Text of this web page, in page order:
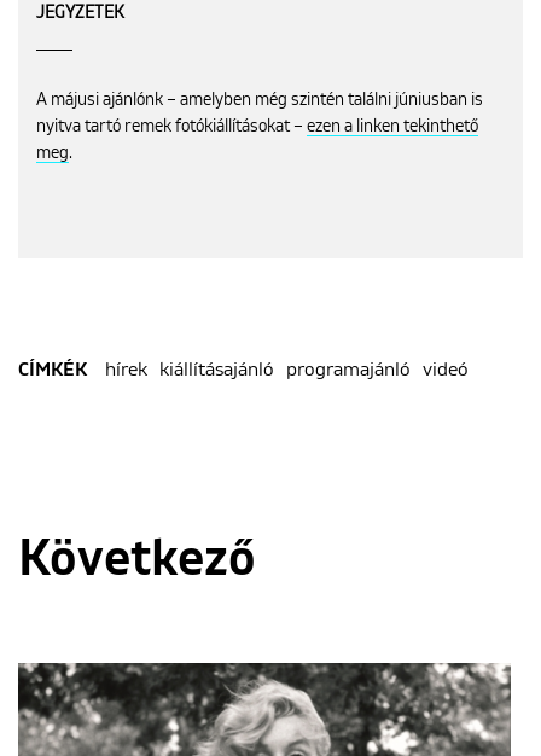
JEGYZETEK
A májusi ajánlónk – amelyben még szintén találni júniusban is
nyitva tartó remek fotókiállításokat – ezen a linken tekinthető
meg.
CÍMKÉK hírek kiállításajánló programajánló videó
Következő